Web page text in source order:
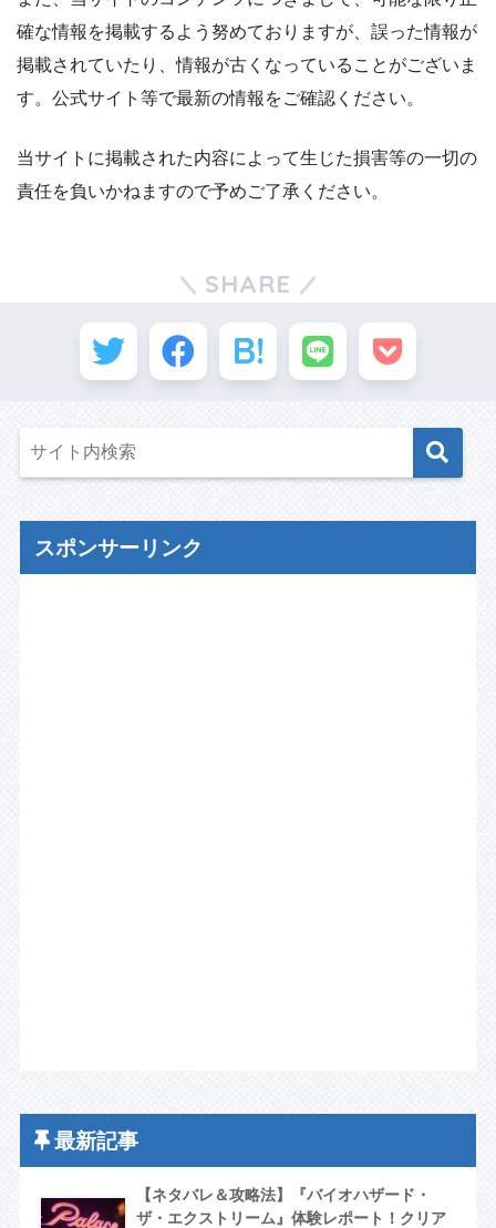
確な情報を掲載するよう努めておりますが、誤った情報が
掲載されていたり、情報が古くなっていることがございま
す。公式サイト等で最新の情報をご確認ください。
当サイトに掲載された内容によって生じた損害等の一切の
責任を負いかねますので予めご了承ください。
SHARE
スポンサーリンク
最新記事
【ネタバレ＆攻略法】『バイオハザード・
ザ・エクストリーム』体験レポート！クリア